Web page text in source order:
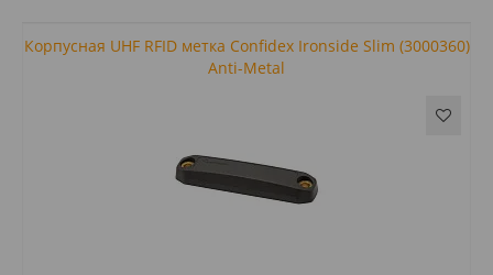
Корпусная UHF RFID метка Confidex Ironside Slim (3000360)
Anti-Metal